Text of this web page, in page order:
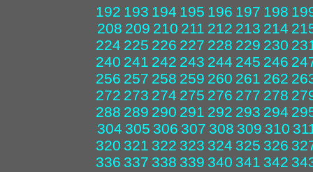
192 193 194 195 196 197 198
208 209 210 211 212 213 214
224 225 226 227 228 229 230
240 241 242 243 244 245 246
256 257 258 259 260 261 262
272 273 274 275 276 277 278
288 289 290 291 292 293 294
304 305 306 307 308 309 310
320 321 322 323 324 325 326
336 337 338 339 340 341 342